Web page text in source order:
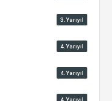
3.Yarıyıl
4.Yarıyıl
4.Yarıyıl
4.Yarıyıl